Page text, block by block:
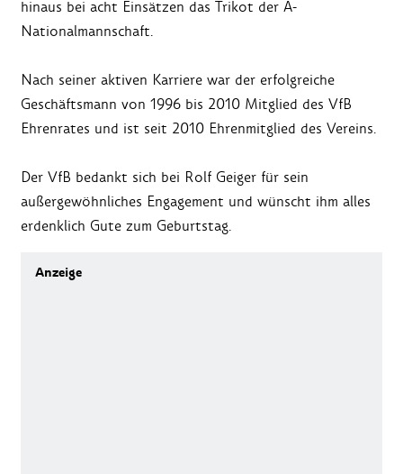
hinaus bei acht Einsätzen das Trikot der A-
Nationalmannschaft.
Nach seiner aktiven Karriere war der erfolgreiche
Geschäftsmann von 1996 bis 2010 Mitglied des VfB
Ehrenrates und ist seit 2010 Ehrenmitglied des Vereins.
Der VfB bedankt sich bei Rolf Geiger für sein
außergewöhnliches Engagement und wünscht ihm alles
erdenklich Gute zum Geburtstag.